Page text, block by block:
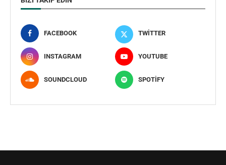
FACEBOOK TWITTER
INSTAGRAM YOUTUBE
SOUNDCLOUD SPOTIFY